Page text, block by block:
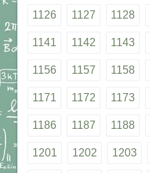
1126 1127 1128
1141 1142 1143
1156 1157 1158
1171 1172 1173
1186 1187 1188
1201 1202 1203